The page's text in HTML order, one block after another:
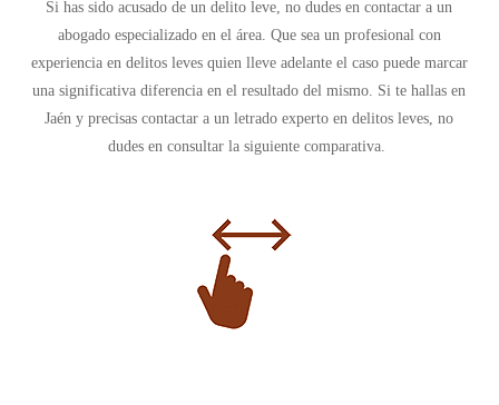
Si has sido acusado de un delito leve, no dudes en contactar a un
abogado especializado en el área. Que sea un profesional con
experiencia en delitos leves quien lleve adelante el caso puede marcar
una significativa diferencia en el resultado del mismo. Si te hallas en
Jaén y precisas contactar a un letrado experto en delitos leves, no
dudes en consultar la siguiente comparativa.